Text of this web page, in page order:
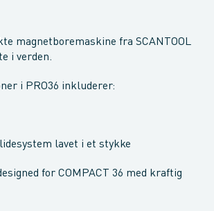
magnetboremaskine fra SCANTOOL
i verden.
i PRO36 inkluderer:
lavet i et stykke
for COMPACT 36 med kraftig